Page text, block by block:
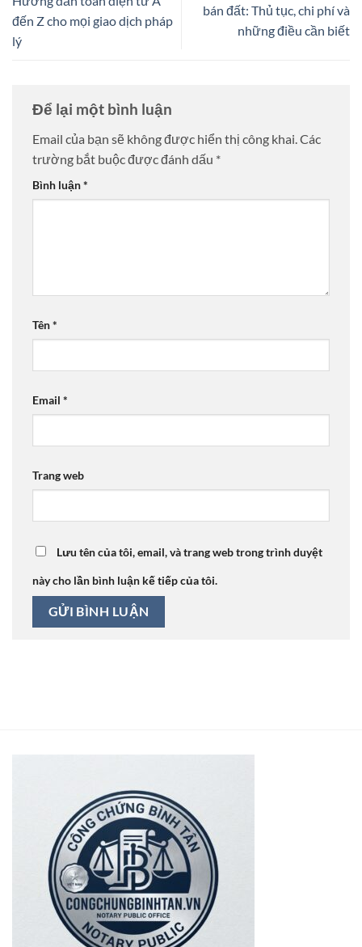
đến Z cho mọi giao dịch pháp
lý
bán đất: Thủ tục, chi phí và
những điều cần biết
Để lại một bình luận
Email của bạn sẽ không được hiển thị công khai.Các
trường bắt buộc được đánh dấu *
Bình luận*
Tên*
Email *
Trang web
Lưu tên của tôi, email, và trang web trong trình duyệt
này cho lần bình luận kế tiếp của tôi.